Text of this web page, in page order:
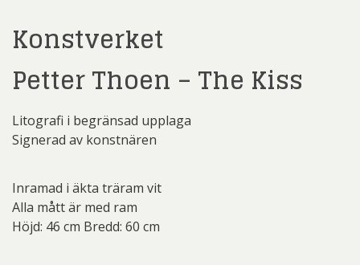
Konstverket
Petter Thoen – The Kiss
Litografi i begränsad upplaga
Signerad av konstnären
Inramad i äkta träram vit
Alla mått är med ram
Höjd: 46 cm Bredd: 60 cm